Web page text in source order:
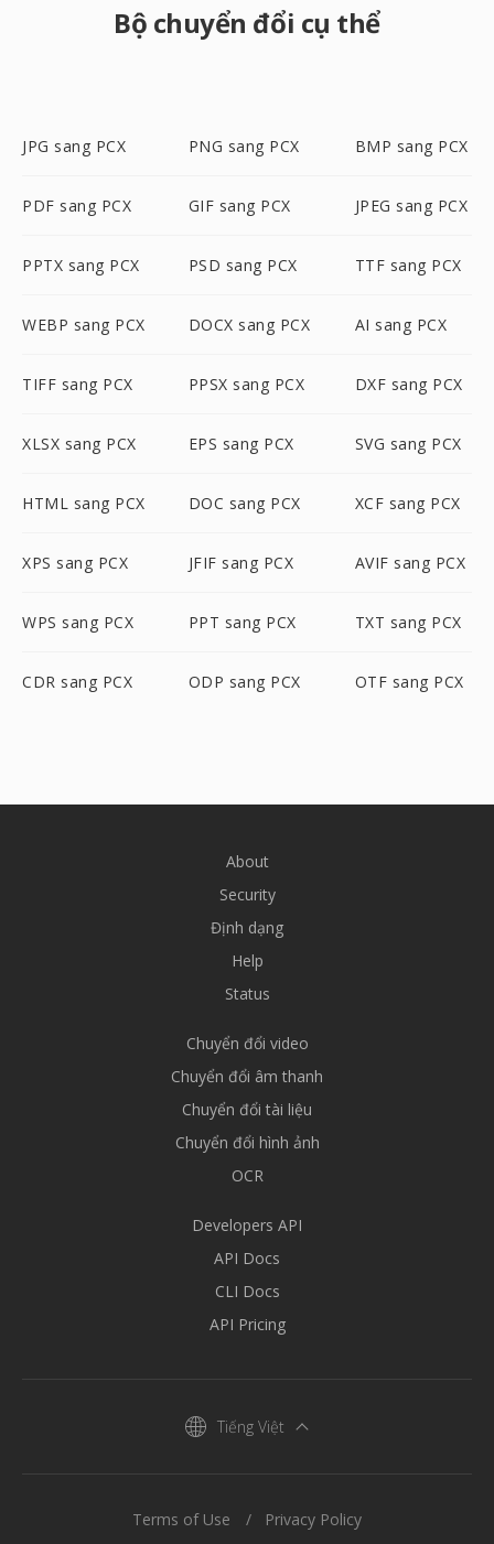
Bộ chuyển đổi cụ thể
JPG sang PCX PNG sang PCX BMP sang PCX
PDF sang PCX GIF sang PCX JPEG sang PCX
PPTX sang PCX PSD sang PCX TTF sang PCX
WEBP sang PCX DOCX sang PCX AI sang PCX
TIFF sang PCX PPSX sang PCX DXF sang PCX
XLSX sang PCX EPS sang PCX SVG sang PCX
HTML sang PCX DOC sang PCX XCF sang PCX
XPS sang PCX JFIF sang PCX AVIF sang PCX
WPS sang PCX PPT sang PCX TXT sang PCX
CDR sang PCX ODP sang PCX OTF sang PCX
About
Security
Định dạng
Help
Status
Chuyển đổi video
Chuyển đổi âm thanh
Chuyển đổi tài liệu
Chuyển đổi hình ảnh
OCR
Developers API
API Docs
CLI Docs
API Pricing
Tiếng Việt
Terms of Use Privacy Policy